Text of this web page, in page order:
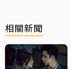
相關新聞